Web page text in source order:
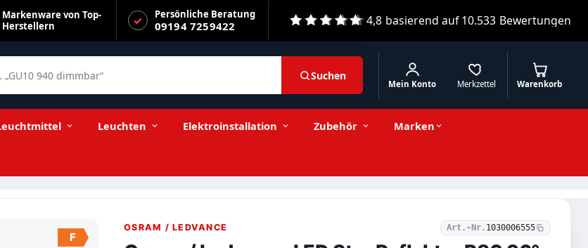
Markenware von Top-
Herstellern
Persönliche Beratung
09194 7259422 4,8 basierend auf10.533 Bewertungen
Suchen
Merkzettel
Mein Konto Warenkorb
Leuchten Elektroinstallation Zubehör Marken
OSRAM / LEDVANCE Art.-Nr. 1030006555
F
E27 220-240V −
Stückzahl + In den Warenkorb